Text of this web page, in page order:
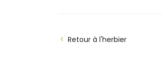
Retour à l'herbier